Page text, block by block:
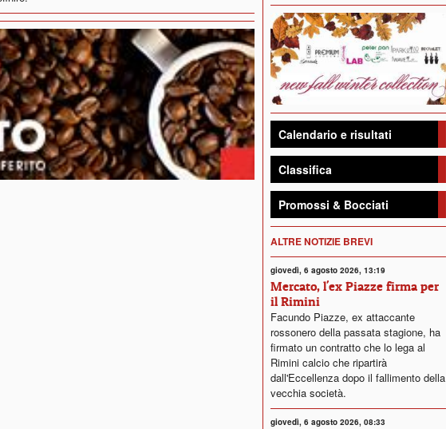
Calendario e risultati
Classifica
Promossi & Bocciati
ALTRE NOTIZIE BREVI
giovedì, 6 agosto 2026, 13:19
Mercato, l'ex Piazze firma per
il Rimini
Facundo Piazze, ex attaccante
rossonero della passata stagione, ha
firmato un contratto che lo lega al
Rimini calcio che ripartirà
dall'Eccellenza dopo il fallimento della
vecchia società.
giovedì, 6 agosto 2026, 08:33